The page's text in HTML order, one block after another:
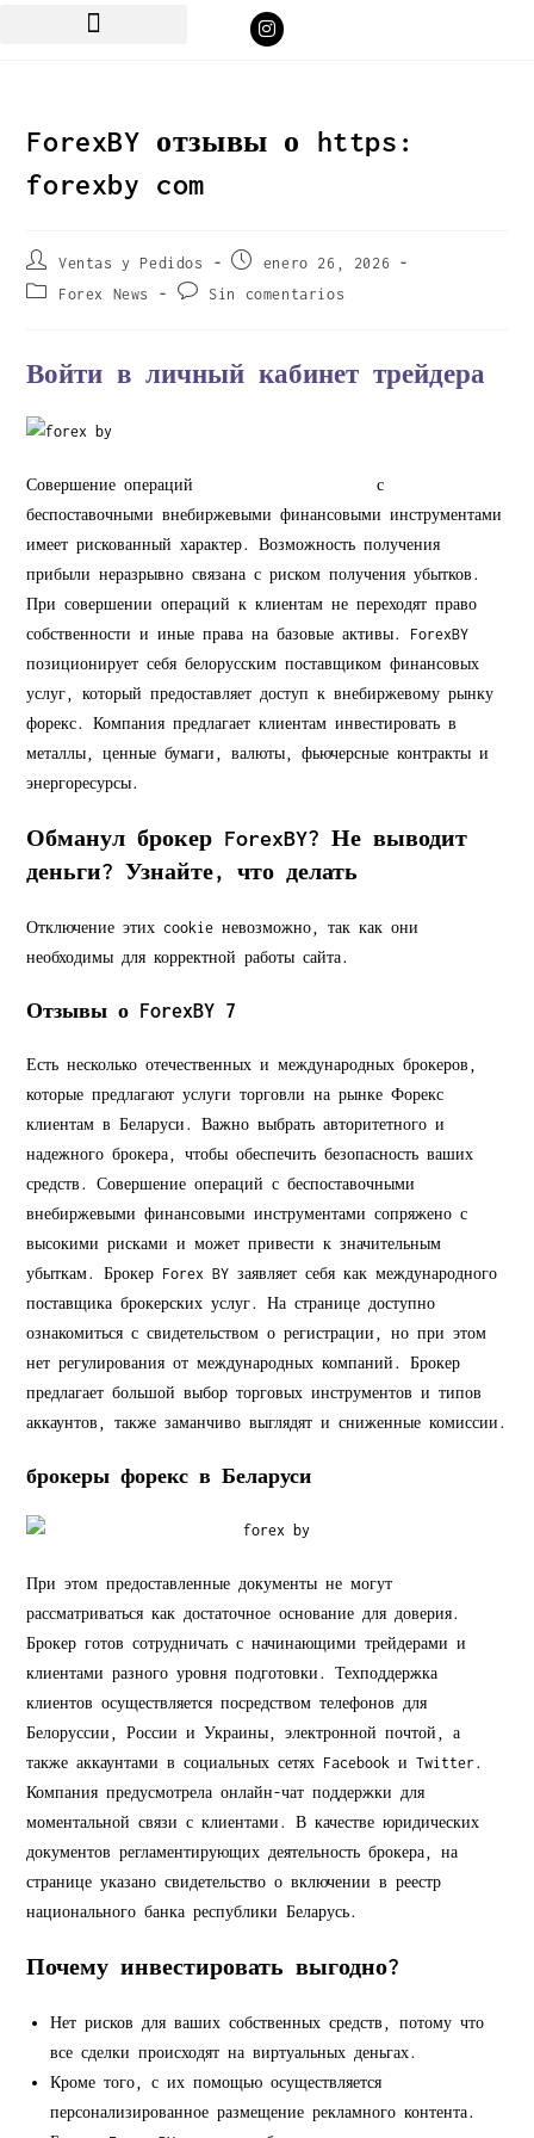
ForexBY отзывы о https:
forexby com
Ventas y Pedidos
enero 26, 2026
Forex News
Sin comentarios
Войти в личный кабинет трейдера
Совершение операций
с
беспоставочными внебиржевыми финансовыми инструментами
имеет рискованный характер. Возможность получения
прибыли неразрывно связана с риском получения убытков.
При совершении операций к клиентам не переходят право
собственности и иные права на базовые активы. ForexBY
позиционирует себя белорусским поставщиком финансовых
услуг, который предоставляет доступ к внебиржевому рынку
форекс. Компания предлагает клиентам инвестировать в
металлы, ценные бумаги, валюты, фьючерсные контракты и
энергоресурсы.
Обманул брокер ForexBY? Не выводит
деньги? Узнайте, что делать
Отключение этих cookie невозможно, так как они
необходимы для корректной работы сайта.
Отзывы о ForexBY 7
Есть несколько отечественных и международных брокеров,
которые предлагают услуги торговли на рынке Форекс
клиентам в Беларуси. Важно выбрать авторитетного и
надежного брокера, чтобы обеспечить безопасность ваших
средств. Совершение операций с беспоставочными
внебиржевыми финансовыми инструментами сопряжено с
высокими рисками и может привести к значительным
убыткам. Брокер Forex BY заявляет себя как международного
поставщика брокерских услуг. На странице доступно
ознакомиться с свидетельством о регистрации, но при этом
нет регулирования от международных компаний. Брокер
предлагает большой выбор торговых инструментов и типов
аккаунтов, также заманчиво выглядят и сниженные комиссии.
брокеры форекс в Беларуси
При этом предоставленные документы не могут
рассматриваться как достаточное основание для доверия.
Брокер готов сотрудничать с начинающими трейдерами и
клиентами разного уровня подготовки. Техподдержка
клиентов осуществляется посредством телефонов для
Белоруссии, России и Украины, электронной почтой, а
также аккаунтами в социальных сетях Facebook и Twitter.
Компания предусмотрела онлайн-чат поддержки для
моментальной связи с клиентами. В качестве юридических
документов регламентирующих деятельность брокера, на
странице указано свидетельство о включении в реестр
национального банка республики Беларусь.
Почему инвестировать выгодно?
Нет рисков для ваших собственных средств, потому что
все сделки происходят на виртуальных деньгах.
Кроме того, с их помощью осуществляется
персонализированное размещение рекламного контента.